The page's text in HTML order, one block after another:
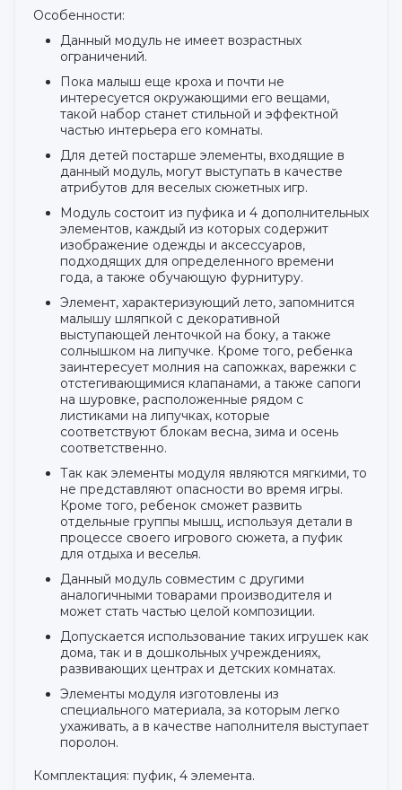
Особенности:
Данный модуль не имеет возрастных
ограничений.
Пока малыш еще кроха и почти не
интересуется окружающими его вещами,
такой набор станет стильной и эффектной
частью интерьера его комнаты.
Для детей постарше элементы, входящие в
данный модуль, могут выступать в качестве
атрибутов для веселых сюжетных игр.
Модуль состоит из пуфика и 4 дополнительных
элементов, каждый из которых содержит
изображение одежды и аксессуаров,
подходящих для определенного времени
года, а также обучающую фурнитуру.
Элемент, характеризующий лето, запомнится
малышу шляпкой с декоративной
выступающей ленточкой на боку, а также
солнышком на липучке. Кроме того, ребенка
заинтересует молния на сапожках, варежки с
отстегивающимися клапанами, а также сапоги
на шуровке, расположенные рядом с
листиками на липучках, которые
соответствуют блокам весна, зима и осень
соответственно.
Так как элементы модуля являются мягкими, то
не представляют опасности во время игры.
Кроме того, ребенок сможет развить
отдельные группы мышц, используя детали в
процессе своего игрового сюжета, а пуфик
для отдыха и веселья.
Данный модуль совместим с другими
аналогичными товарами производителя и
может стать частью целой композиции.
Допускается использование таких игрушек как
дома, так и в дошкольных учреждениях,
развивающих центрах и детских комнатах.
Элементы модуля изготовлены из
специального материала, за которым легко
ухаживать, а в качестве наполнителя выступает
поролон.
Комплектация: пуфик, 4 элемента.